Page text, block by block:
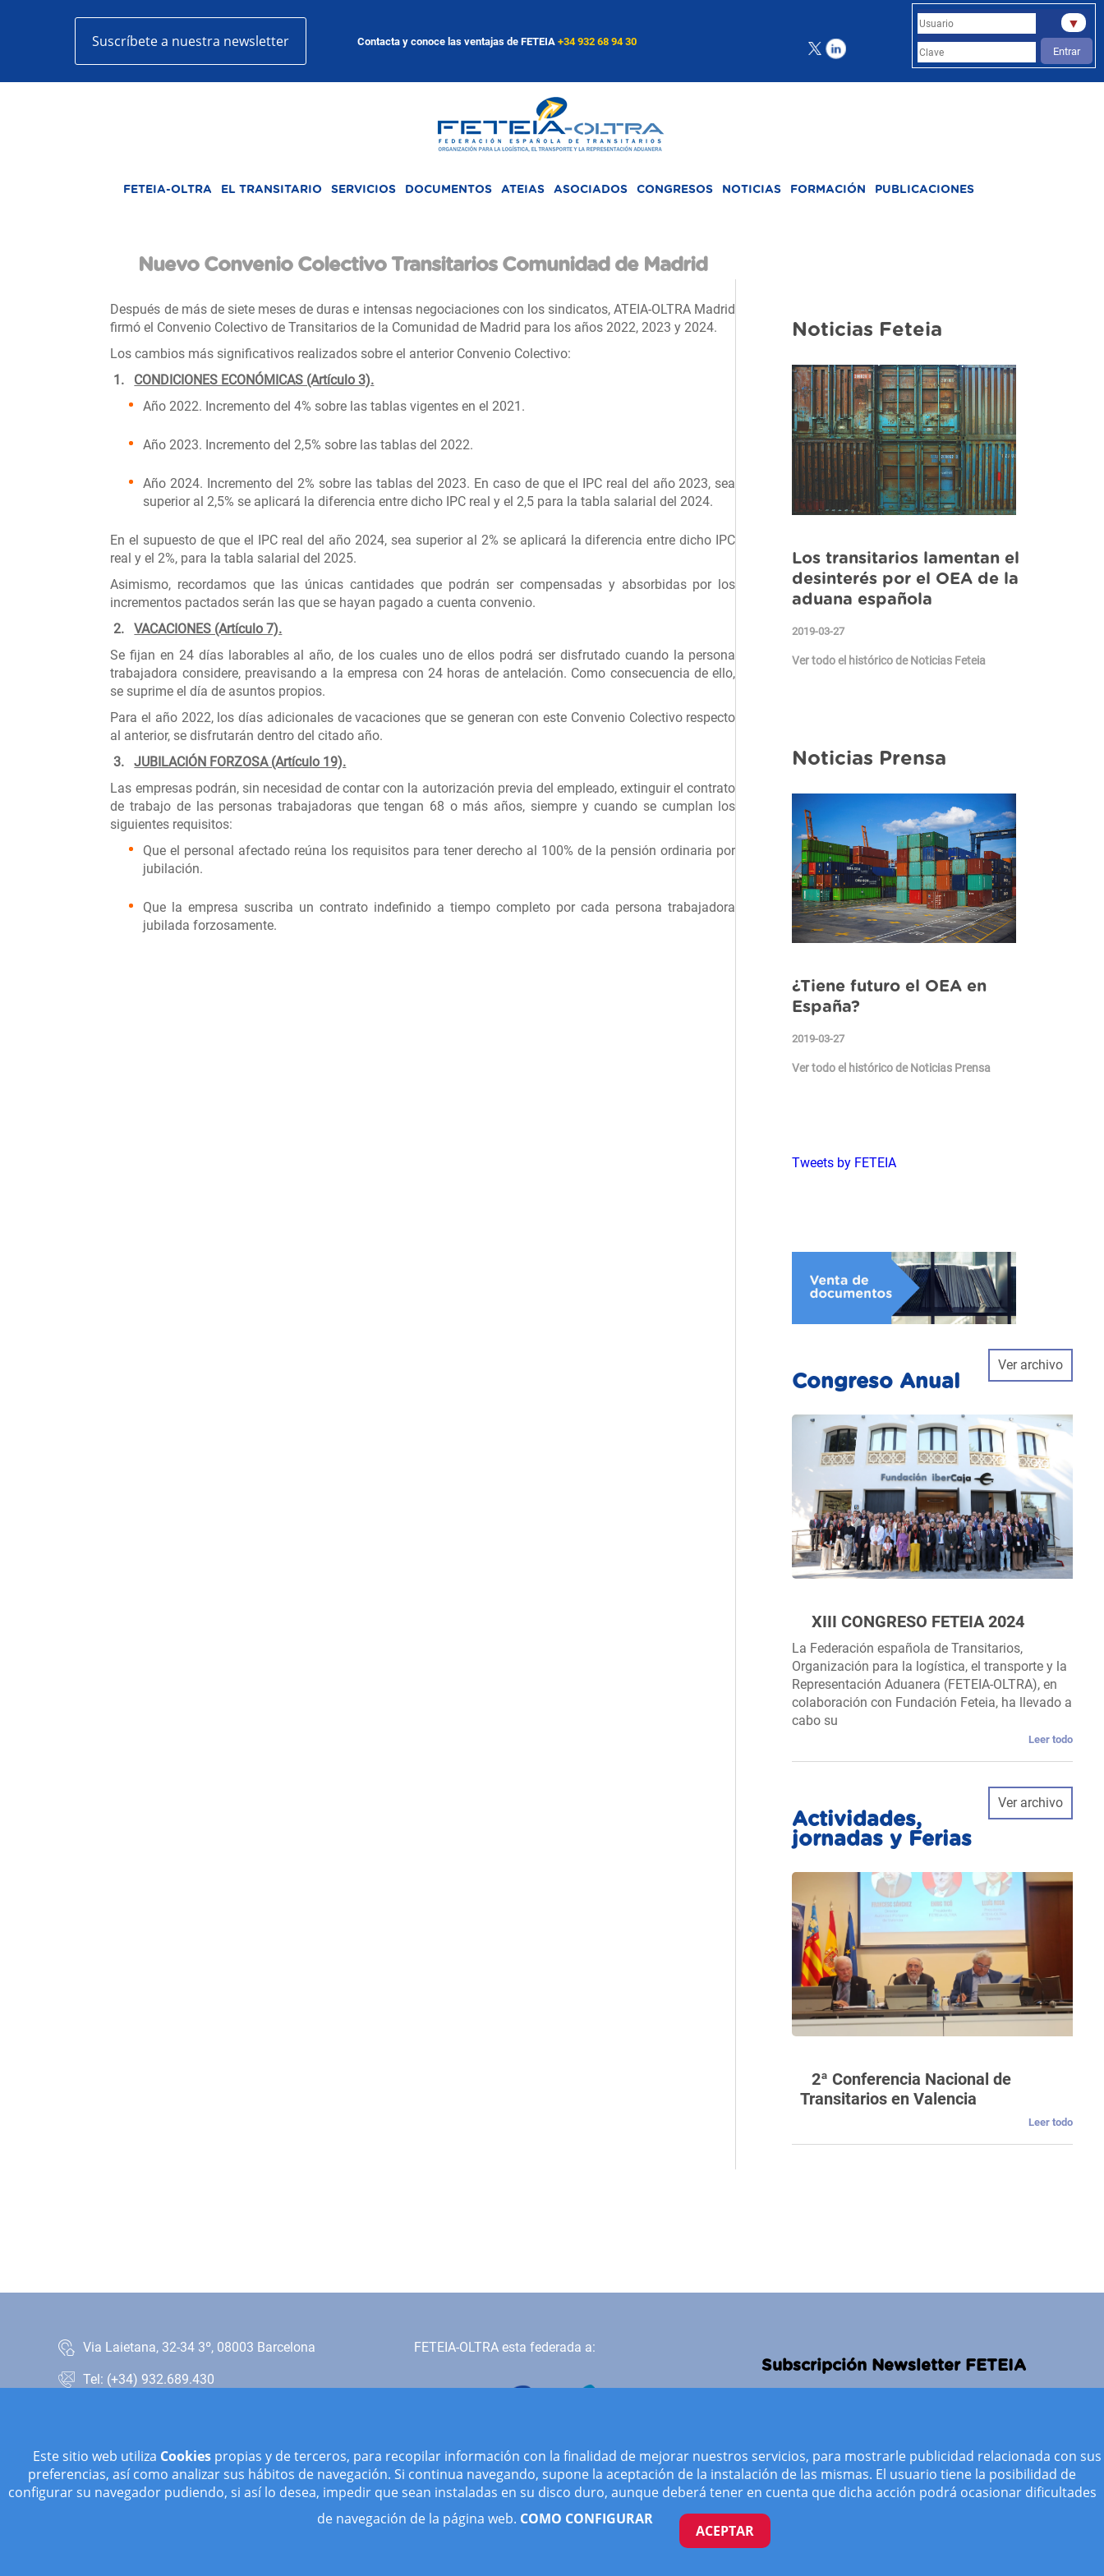
Suscríbete a nuestra newsletter Contacta y conoce las ventajas de FETEIA +34 932 68 94 30
▼
Entrar
FETEIA-OLTRA EL TRANSITARIO SERVICIOS DOCUMENTOS ATEIAS ASOCIADOS CONGRESOS NOTICIAS FORMACIÓN PUBLICACIONES
Nuevo Convenio Colectivo Transitarios Comunidad de Madrid
Después de más de siete meses de duras e intensas negociaciones con los sindicatos, ATEIA-OLTRA Madrid
firmó el Convenio Colectivo de Transitarios de la Comunidad de Madrid para los años 2022, 2023 y 2024.
Los cambios más significativos realizados sobre el anterior Convenio Colectivo:
1. CONDICIONES ECONÓMICAS (Artículo 3).
Año 2022. Incremento del 4% sobre las tablas vigentes en el 2021.
Año 2023. Incremento del 2,5% sobre las tablas del 2022.
Año 2024. Incremento del 2% sobre las tablas del 2023. En caso de que el IPC real del año 2023, sea
superior al 2,5% se aplicará la diferencia entre dicho IPC real y el 2,5 para la tabla salarial del 2024.
En el supuesto de que el IPC real del año 2024, sea superior al 2% se aplicará la diferencia entre dicho IPC
real y el 2%, para la tabla salarial del 2025.
Asimismo, recordamos que las únicas cantidades que podrán ser compensadas y absorbidas por los
incrementos pactados serán las que se hayan pagado a cuenta convenio.
2.VACACIONES (Artículo 7).
Se fijan en 24 días laborables al año, de los cuales uno de ellos podrá ser disfrutado cuando la persona
trabajadora considere, preavisando a la empresa con 24 horas de antelación. Como consecuencia de ello,
se suprime el día de asuntos propios.
Para el año 2022, los días adicionales de vacaciones que se generan con este Convenio Colectivo respecto
al anterior, se disfrutarán dentro del citado año.
3.JUBILACIÓN FORZOSA (Artículo 19).
Las empresas podrán, sin necesidad de contar con la autorización previa del empleado, extinguir el contrato
de trabajo de las personas trabajadoras que tengan 68 o más años, siempre y cuando se cumplan los
siguientes requisitos:
Que el personal afectado reúna los requisitos para tener derecho al 100% de la pensión ordinaria por
jubilación.
Que la empresa suscriba un contrato indefinido a tiempo completo por cada persona trabajadora
jubilada forzosamente.
Noticias Feteia
Los transitarios lamentan el
desinterés por el OEA de la
aduana española
2019-03-27
Ver todo el histórico de Noticias Feteia
Noticias Prensa
¿Tiene futuro el OEA en
España?
2019-03-27
Ver todo el histórico de Noticias Prensa
Tweets by FETEIA
Ver archivo
Congreso Anual
XIII CONGRESO FETEIA 2024
La Federación española de Transitarios,
Organización para la logística, el transporte y la
Representación Aduanera (FETEIA-OLTRA), en
colaboración con Fundación Feteia, ha llevado a
cabo su
Leer todo
Ver archivo
Actividades,
jornadas y Ferias
2ª Conferencia Nacional de
Transitarios en Valencia
Leer todo
Via Laietana, 32-34 3º, 08003 Barcelona
Tel: (+34) 932.689.430
Condiciones de Uso
Política de privacidad redes sociales
Política de Privacidad
Ética y Transparencia
FETEIA-OLTRA esta federada a:
Subscripción Newsletter FETEIA
Ver Newsletters FETEIA ( Archivo )
Este sitio web utiliza Cookies propias y de terceros, para recopilar información con la finalidad de mejorar nuestros servicios, para mostrarle publicidad relacionada con sus
preferencias, así como analizar sus hábitos de navegación. Si continua navegando, supone la aceptación de la instalación de las mismas. El usuario tiene la posibilidad de
configurar su navegador pudiendo, si así lo desea, impedir que sean instaladas en su disco duro, aunque deberá tener en cuenta que dicha acción podrá ocasionar dificultades
de navegación de la página web. COMO CONFIGURAR
ACEPTAR